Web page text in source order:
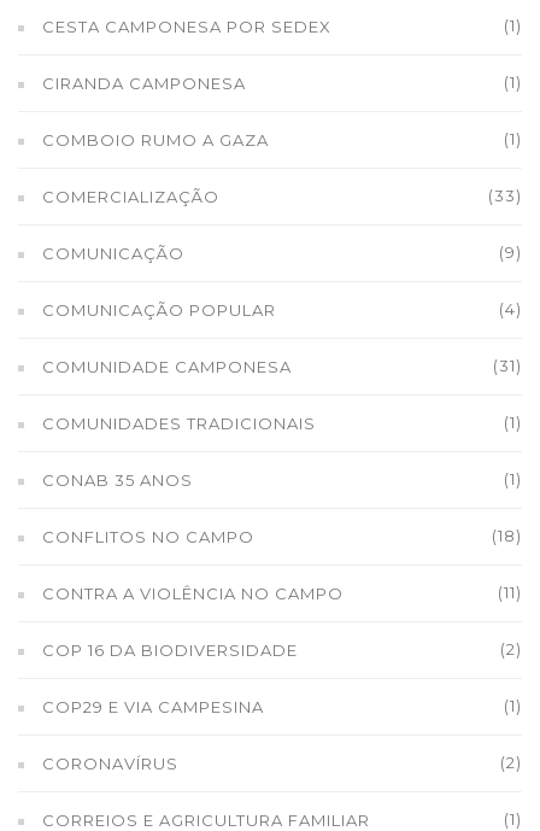
CESTA CAMPONESA POR SEDEX (1)
CIRANDA CAMPONESA (1)
COMBOIO RUMO A GAZA (1)
COMERCIALIZAÇÃO (33)
COMUNICAÇÃO (9)
COMUNICAÇÃO POPULAR (4)
COMUNIDADE CAMPONESA (31)
COMUNIDADES TRADICIONAIS (1)
CONAB 35 ANOS (1)
CONFLITOS NO CAMPO (18)
CONTRA A VIOLÊNCIA NO CAMPO (11)
COP 16 DA BIODIVERSIDADE (2)
COP29 E VIA CAMPESINA (1)
CORONAVÍRUS (2)
CORREIOS E AGRICULTURA FAMILIAR (1)